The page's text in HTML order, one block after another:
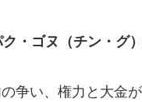
・ゴヌ（チン・グ）
争い、権力と大金